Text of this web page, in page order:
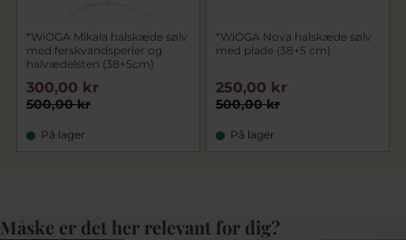
*WiOGA Mikala halskæde sølv
med ferskvandsperler og
halvædelsten (38+5cm)
500,00 kr
300,00 kr
På lager
*WiOGA Nova halskæde sølv
med plade (38+5 cm)
500,00 kr
250,00 kr
På lager
Måske er det her relevant for dig?